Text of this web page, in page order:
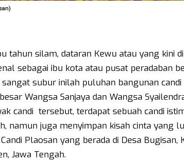
)
tahun silam, dataran Kewu atau yang kini
sebagai ibu kota atau pusat peradaban
subur inilah puluhan bangunan
Wangsa Sanjaya dan Wangsa
candi tersebut, terdapat sebuah candi
namun juga menyimpan kisah cinta yang
Plaosan yang berada di Desa Bugisan,
Jawa Tengah.